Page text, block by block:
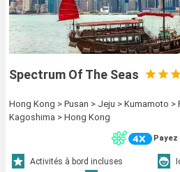
Spectrum Of The Seas
Hong Kong > Pusan > Jeju > Kumamoto >
Kagoshima > Hong Kong
Payez
Activités à bord incluses